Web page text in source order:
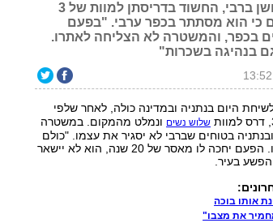
בזמן שנמשך המצוד אחר שושן ברבי, החשוד בדריסתן למוות של 3
כי הוא מסתתר בכפר ערבי. "בפעם
בכפר, והמשטרה לא הצליחה לאתרו.
בנהיגה בשכרות"
היום בנתניה ובמדינה כולה, לאחר שלפי
שלוש נשים ונמלט מהמקום. במשטרה
בטוחים שברבי לא יסגיר את עצמו. "כולם
מאמינים שהוא לא יסגיר את עצמו. הפעם יחכה לו מאסר של 20 שנה, הוא לא יישאר
בעיר.
אותו בוכה
את מצבו"